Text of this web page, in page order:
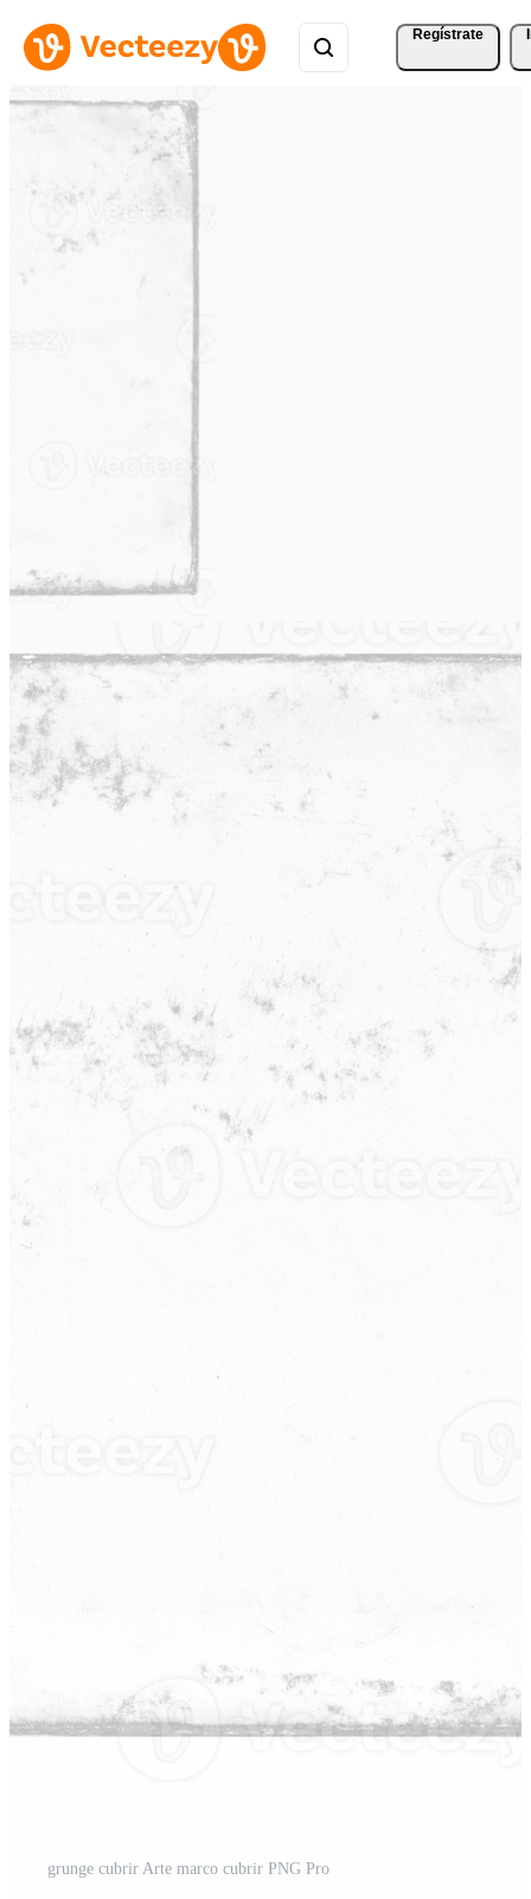
Regístrate
grunge cubrir Arte marco cubrir PNG Pro